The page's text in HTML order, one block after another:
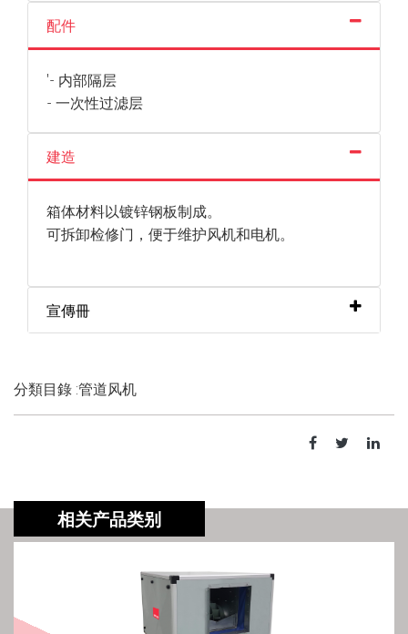
配件
'- 内部隔层
- 一次性过滤层
建造
箱体材料以镀锌钢板制成。
可拆卸检修门，便于维护风机和电机。
宣傳冊
分類目錄 :管道风机
相关产品类别